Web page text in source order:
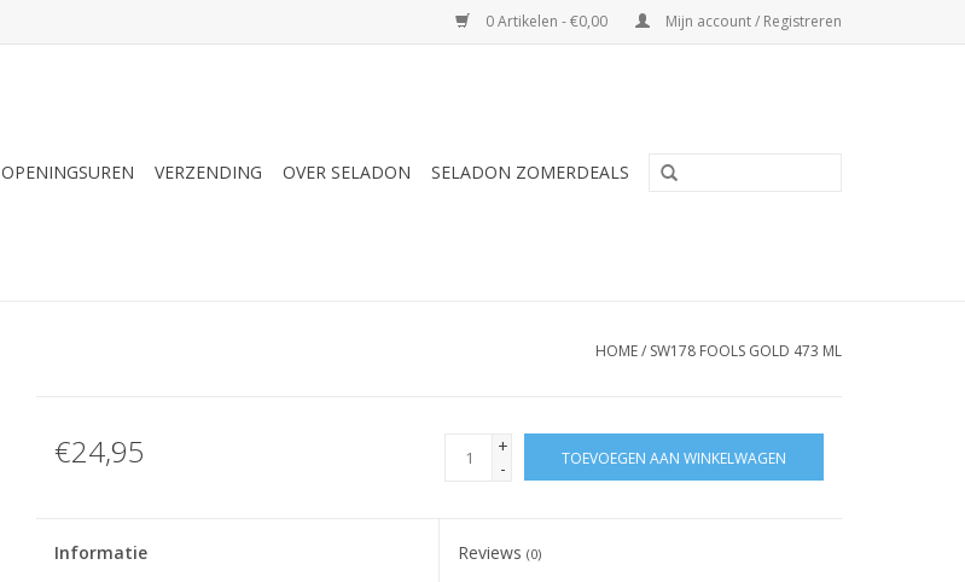
0 Artikelen - €0,00 Mijn account / Registreren
OPENINGSUREN VERZENDING OVER SELADON SELADON ZOMERDEALS
HOME/ SW178 FOOLS GOLD 473 ML
€24,95
+
-
TOEVOEGEN AAN WINKELWAGEN
Informatie Reviews(0)